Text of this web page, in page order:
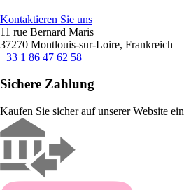
Kontaktieren Sie uns
11 rue Bernard Maris
37270 Montlouis-sur-Loire, Frankreich
+33 1 86 47 62 58
Sichere Zahlung
Kaufen Sie sicher auf unserer Website ein